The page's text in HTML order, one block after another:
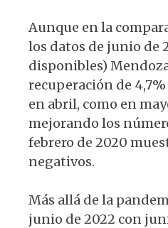
Aunque en la
los datos de junio de
disponibles)
recuperación de
en abril, como en
mejorando los
febrero de 2020
negativos.
Más allá de la
junio de 2022 con